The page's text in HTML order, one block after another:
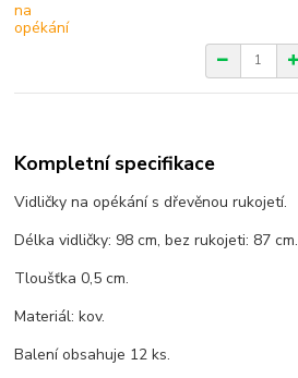
Kompletní specifikace
Vidličky na opékání s dřevěnou rukojetí.
Délka vidličky: 98 cm, bez rukojeti: 87 cm.
Tloušťka 0,5 cm.
Materiál: kov.
Balení obsahuje 12 ks.